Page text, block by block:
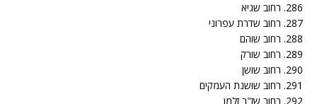
286. רחוב שגיא
287. רחוב שדרת עפרוני
288. רחוב שוהם
289. רחוב שורק
290. רחוב שושן
291. רחוב שושנת העמקים
292. רחוב שז"ר זלמן